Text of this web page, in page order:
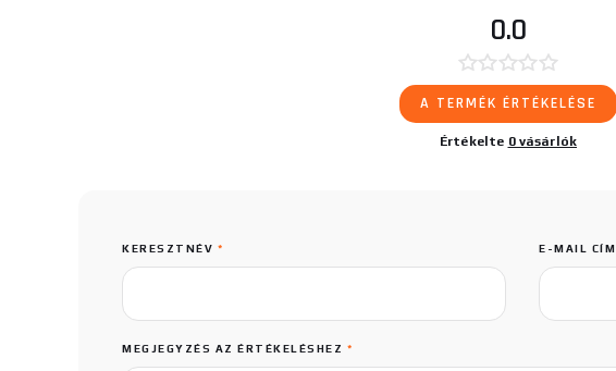
0.0
A TERMÉK ÉRTÉKELÉSE
Értékelte 0 vásárlók
KERESZTNÉV * E-MAIL CÍM
MEGJEGYZÉS AZ ÉRTÉKELÉSHEZ *